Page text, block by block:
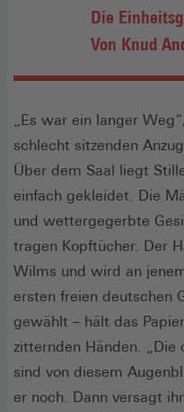
Die
Von Knud
„Es war ein langer
schlecht sitzenden
Über dem Saal liegt
einfach gekleidet. Die
und wettergegerbte
tragen Kopftücher. Der
Wilms und wird an
ersten freien deutschen
gewählt – hält das
zitternden Händen. „Die
sind von diesem
er noch. Dann versagt